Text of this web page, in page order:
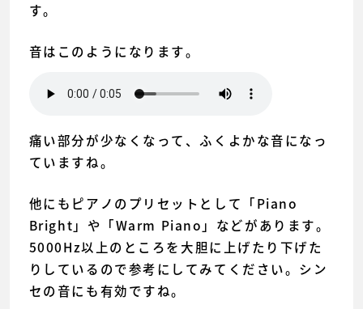
す。
音はこのようになります。
痛い部分が少なくなって、ふくよかな音になっ
ていますね。
他にもピアノのプリセットとして「Piano
Bright」や「Warm Piano」などがあります。
5000Hz以上のところを大胆に上げたり下げた
りしているので参考にしてみてください。シン
セの音にも有効ですね。